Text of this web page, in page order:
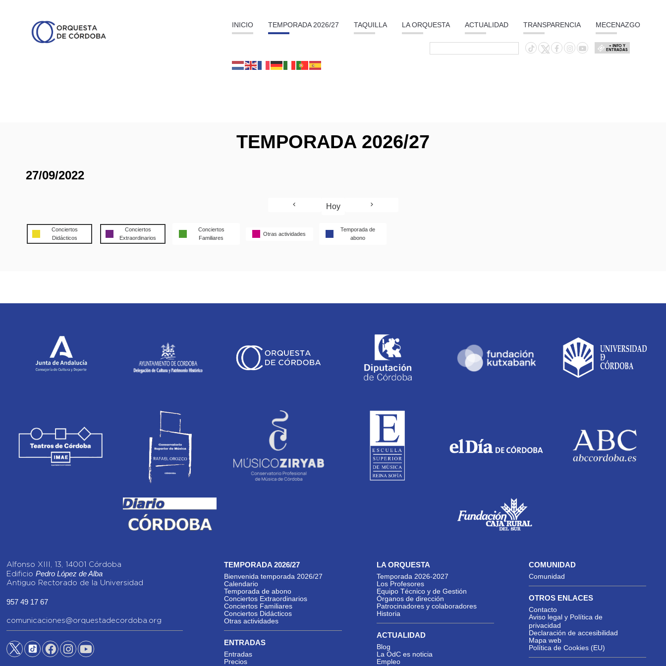
INICIO TEMPORADA 2026/27 TAQUILLA LA ORQUESTA ACTUALIDAD TRANSPARENCIA MECENAZGO
+ INFO Y
ENTRADAS
TEMPORADA 2026/27
27/09/2022
Hoy
Conciertos
Didácticos
Conciertos
Extraordinarios
Conciertos
Familiares
Otras actividades
Temporada de
abono
Alfonso XIII, 13, 14001 Córdoba
Edificio Pedro López de Alba
Antiguo Rectorado de la Universidad
957 49 17 67
comunicaciones@orquestadecordoba.org
TEMPORADA 2026/27
Bienvenida temporada 2026/27
Calendario
Temporada de abono
Conciertos Extraordinarios
Conciertos Familiares
Conciertos Didácticos
Otras actividades
ENTRADAS
Entradas
Precios
LA ORQUESTA
Temporada 2026-2027
Los Profesores
Equipo Técnico y de Gestión
Órganos de dirección
Patrocinadores y colaboradores
Historia
ACTUALIDAD
Blog
La OdC es noticia
Empleo
COMUNIDAD
Comunidad
OTROS ENLACES
Contacto
Aviso legal y Política de
privacidad
Declaración de accesibilidad
Mapa web
Política de Cookies (EU)